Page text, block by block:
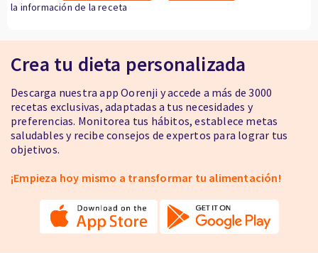
la información de la receta
Crea tu dieta personalizada
Descarga nuestra app Oorenji y accede a más de 3000
recetas exclusivas, adaptadas a tus necesidades y
preferencias. Monitorea tus hábitos, establece metas
saludables y recibe consejos de expertos para lograr tus
objetivos.
¡Empieza hoy mismo a transformar tu alimentación!